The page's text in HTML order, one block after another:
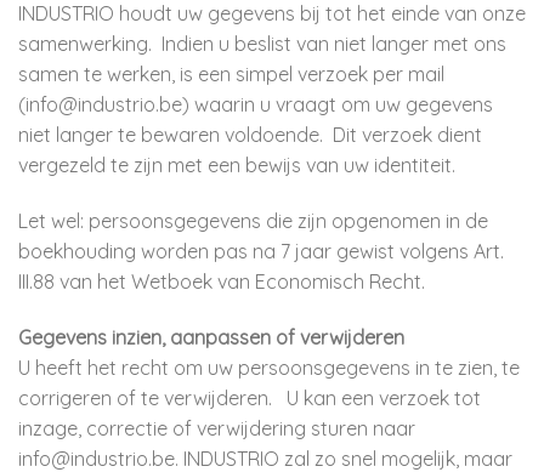
INDUSTRIO houdt uw gegevens bij tot het einde van onze
samenwerking. Indien u beslist van niet langer met ons
samen te werken, is een simpel verzoek per mail
(info@industrio.be) waarin u vraagt om uw gegevens
niet langer te bewaren voldoende. Dit verzoek dient
vergezeld te zijn met een bewijs van uw identiteit.
Let wel: persoonsgegevens die zijn opgenomen in de
boekhouding worden pas na 7 jaar gewist volgens Art.
III.88 van het Wetboek van Economisch Recht.
Gegevens inzien, aanpassen of verwijderen
U heeft het recht om uw persoonsgegevens in te zien, te
corrigeren of te verwijderen. U kan een verzoek tot
inzage, correctie of verwijdering sturen naar
info@industrio.be. INDUSTRIO zal zo snel mogelijk, maar